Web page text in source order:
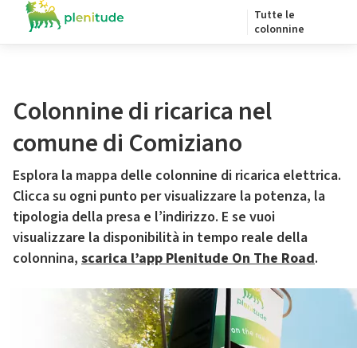
Tutte le
colonnine
Colonnine di ricarica nel
comune di Comiziano
Esplora la mappa delle colonnine di ricarica elettrica.
Clicca su ogni punto per visualizzare la potenza, la
tipologia della presa e l’indirizzo. E se vuoi
visualizzare la disponibilità in tempo reale della
colonnina, scarica l’app Plenitude On The Road.